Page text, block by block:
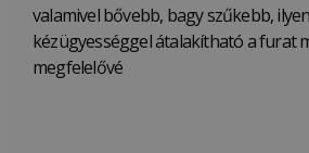
valamivel bővebb, bagy szűkebb,
kézügyességgel átalakítható a furat
megfelelővé